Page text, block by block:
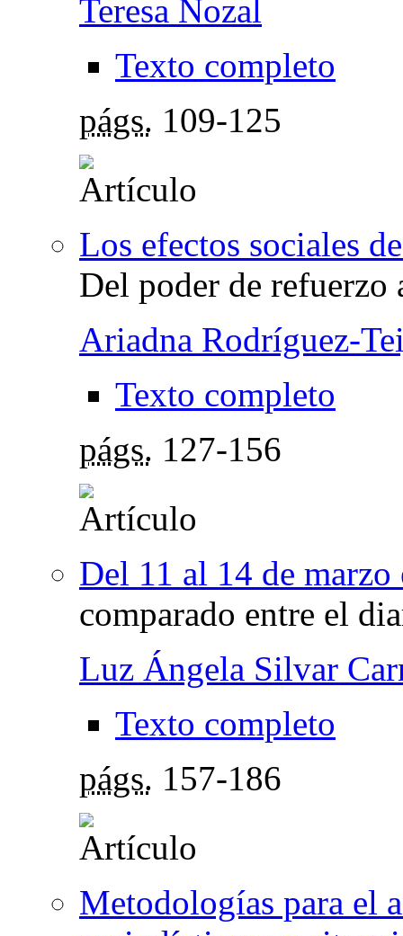
Teresa Nozal
Texto completo
págs. 109-125
Los efectos sociales
Del poder de refuerzo
Ariadna Rodríguez-
Texto completo
págs. 127-156
Del 11 al 14 de marzo
comparado entre el
Luz Ángela Silvar
Texto completo
págs. 157-186
Metodologías para el